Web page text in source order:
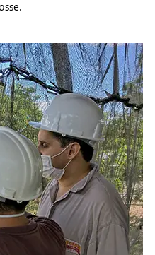
installeren registratie-